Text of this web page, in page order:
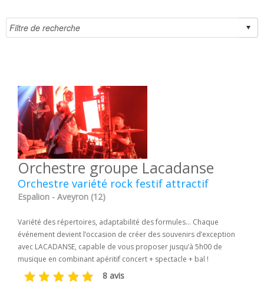
Orchestre groupe Lacadanse
Orchestre variété rock festif attractif
Espalion - Aveyron (12)
Variété des répertoires, adaptabilité des formules… Chaque
événement devient l’occasion de créer des souvenirs d’exception
avec LACADANSE, capable de vous proposer jusqu’à 5h00 de
musique en combinant apéritif concert + spectacle + bal ! ​
8 avis